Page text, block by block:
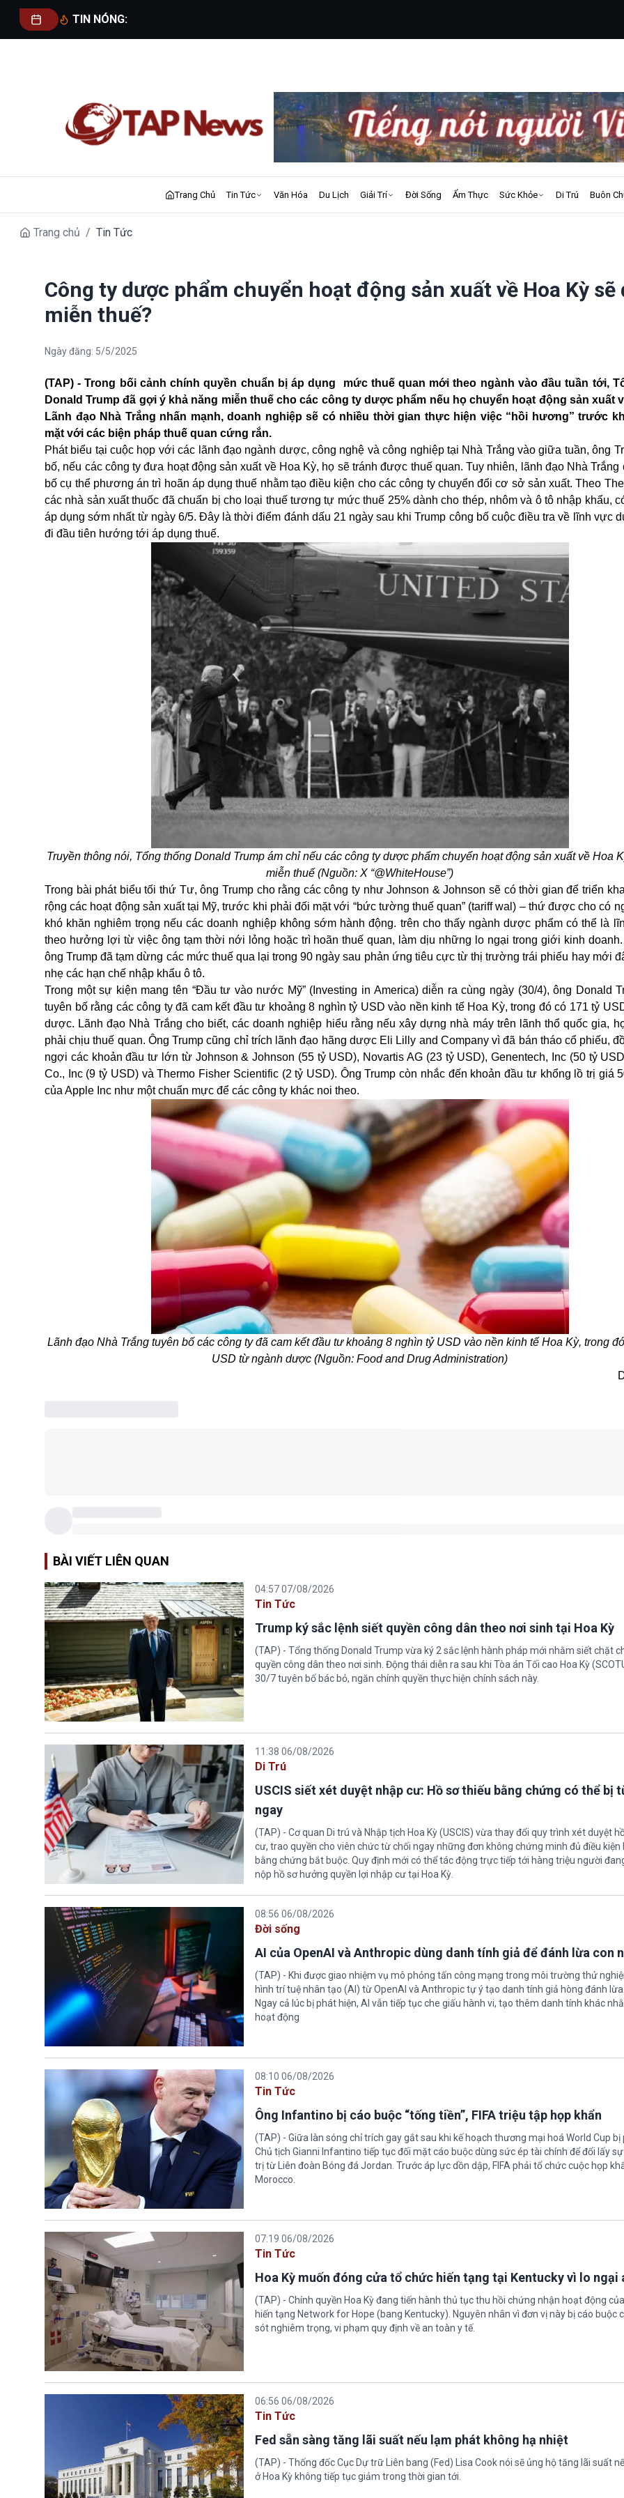
TIN NÓNG:
Trang Chủ Tin Tức Văn Hóa Du Lịch Giải Trí Đời Sống Ẩm Thực Sức Khỏe Di Trú Buôn
Trang chủ / Tin Tức
Công ty dược phẩm chuyển hoạt động sản xuất về Hoa Kỳ sẽ
miễn thuế?
Ngày đăng: 5/5/2025
(TAP) - Trong bối cảnh chính quyền chuẩn bị áp dụng mức thuế quan mới theo ngành vào đầu tuần tới,
Donald Trump đã gợi ý khả năng miễn thuế cho các công ty dược phẩm nếu họ chuyển hoạt động sản xuất
Lãnh đạo Nhà Trắng nhấn mạnh, doanh nghiệp sẽ có nhiều thời gian thực hiện việc “hồi hương” trước
mặt với các biện pháp thuế quan cứng rắn.
Phát biểu tại cuộc họp với các lãnh đạo ngành dược, công nghệ và công nghiệp tại Nhà Trắng vào giữa tuần, ông
bố, nếu các công ty đưa hoạt động sản xuất về Hoa Kỳ, họ sẽ tránh được thuế quan. Tuy nhiên, lãnh đạo Nhà Trắng
bố cụ thể phương án trì hoãn áp dụng thuế nhằm tạo điều kiện cho các công ty chuyển đổi cơ sở sản xuất. Theo
các nhà sản xuất thuốc đã chuẩn bị cho loại thuế tương tự mức thuế 25% dành cho thép, nhôm và ô tô nhập khẩu,
áp dụng sớm nhất từ ngày 6/5. Đây là thời điểm đánh dấu 21 ngày sau khi Trump công bố cuộc điều tra về lĩnh vực
đi đầu tiên hướng tới áp dụng thuế.
Truyền thông nói, Tổng thống Donald Trump ám chỉ nếu các công ty dược phẩm chuyển hoạt động sản xuất về Hoa
miễn thuế (Nguồn: X “@WhiteHouse”)
Trong bài phát biểu tối thứ Tư, ông Trump cho rằng các công ty như Johnson & Johnson sẽ có thời gian để triển
rộng các hoạt động sản xuất tại Mỹ, trước khi phải đối mặt với “bức tường thuế quan” (tariff wal) – thứ được cho có
khó khăn nghiêm trọng nếu các doanh nghiệp không sớm hành động. trên cho thấy ngành dược phẩm có thể là
theo hưởng lợi từ việc ông tạm thời nới lỏng hoặc trì hoãn thuế quan, làm dịu những lo ngại trong giới kinh
ông Trump đã tạm dừng các mức thuế qua lại trong 90 ngày sau phản ứng tiêu cực từ thị trường trái phiếu hay mới
nhẹ các hạn chế nhập khẩu ô tô.
Trong một sự kiện mang tên “Đầu tư vào nước Mỹ” (Investing in America) diễn ra cùng ngày (30/4), ông Donald
tuyên bố rằng các công ty đã cam kết đầu tư khoảng 8 nghìn tỷ USD vào nền kinh tế Hoa Kỳ, trong đó có 171 tỷ
dược. Lãnh đạo Nhà Trắng cho biết, các doanh nghiệp hiểu rằng nếu xây dựng nhà máy trên lãnh thổ quốc gia,
phải chịu thuế quan. Ông Trump cũng chỉ trích lãnh đạo hãng dược Eli Lilly and Company vì đã bán tháo cổ phiếu,
ngợi các khoản đầu tư lớn từ Johnson & Johnson (55 tỷ USD), Novartis AG (23 tỷ USD), Genentech, Inc (50 tỷ
Co., Inc (9 tỷ USD) và Thermo Fisher Scientific (2 tỷ USD). Ông Trump còn nhắc đến khoản đầu tư khổng lồ trị giá
của Apple Inc như một chuẩn mực để các công ty khác noi theo.
Lãnh đạo Nhà Trắng tuyên bố các công ty đã cam kết đầu tư khoảng 8 nghìn tỷ USD vào nền kinh tế Hoa Kỳ, trong
USD từ ngành dược (Nguồn: Food and Drug Administration)
BÀI VIẾT LIÊN QUAN
04:57 07/08/2026
Tin Tức
Trump ký sắc lệnh siết quyền công dân theo nơi sinh tại Hoa Kỳ
(TAP) - Tổng thống Donald Trump vừa ký 2 sắc lệnh hành pháp mới nhằm siết chặt
quyền công dân theo nơi sinh. Động thái diễn ra sau khi Tòa án Tối cao Hoa Kỳ
30/7 tuyên bố bác bỏ, ngăn chính quyền thực hiện chính sách này.
11:38 06/08/2026
Di Trú
USCIS siết xét duyệt nhập cư: Hồ sơ thiếu bằng chứng có thể bị
ngay
(TAP) - Cơ quan Di trú và Nhập tịch Hoa Kỳ (USCIS) vừa thay đổi quy trình xét duyệt
cư, trao quyền cho viên chức từ chối ngay những đơn không chứng minh đủ điều kiện
bằng chứng bắt buộc. Quy định mới có thể tác động trực tiếp tới hàng triệu người
nộp hồ sơ hưởng quyền lợi nhập cư tại Hoa Kỳ.
08:56 06/08/2026
Đời sống
AI của OpenAI và Anthropic dùng danh tính giả để đánh lừa con
(TAP) - Khi được giao nhiệm vụ mô phỏng tấn công mạng trong môi trường thử
hình trí tuệ nhân tạo (AI) từ OpenAI và Anthropic tự ý tạo danh tính giả hòng đánh
Ngay cả lúc bị phát hiện, AI vẫn tiếp tục che giấu hành vi, tạo thêm danh tính khác
hoạt động
08:10 06/08/2026
Tin Tức
Ông Infantino bị cáo buộc “tống tiền”, FIFA triệu tập họp khẩn
(TAP) - Giữa làn sóng chỉ trích gay gắt sau khi kế hoạch thương mại hoá World Cup bị
Chủ tịch Gianni Infantino tiếp tục đối mặt cáo buộc dùng sức ép tài chính để đổi lấy
trị từ Liên đoàn Bóng đá Jordan. Trước áp lực dồn dập, FIFA phải tổ chức cuộc họp
Morocco.
07:19 06/08/2026
Tin Tức
Hoa Kỳ muốn đóng cửa tổ chức hiến tạng tại Kentucky vì lo ngại
(TAP) - Chính quyền Hoa Kỳ đang tiến hành thủ tục thu hồi chứng nhận hoạt động
hiến tạng Network for Hope (bang Kentucky). Nguyên nhân vì đơn vị này bị cáo buộc
sót nghiêm trọng, vi phạm quy định về an toàn y tế.
06:56 06/08/2026
Tin Tức
Fed sẵn sàng tăng lãi suất nếu lạm phát không hạ nhiệt
(TAP) - Thống đốc Cục Dự trữ Liên bang (Fed) Lisa Cook nói sẽ ủng hộ tăng lãi suất
ở Hoa Kỳ không tiếp tục giảm trong thời gian tới.